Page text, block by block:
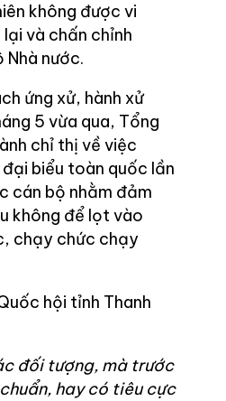
không được vi
và chấn chỉnh
nước.
ứng xử, hành xử
5 vừa qua, Tổng
chỉ thị về việc
biểu toàn quốc lần
cán bộ nhằm đảm
không để lọt vào
chạy chức chạy
hội tỉnh Thanh
đối tượng, mà trước
hay có tiêu cực